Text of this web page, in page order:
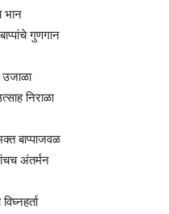
भान
गुणगान
निराळा
बाप्पाजवळ
अंतर्मन